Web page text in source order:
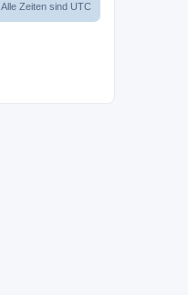
Alle Zeiten sind UTC